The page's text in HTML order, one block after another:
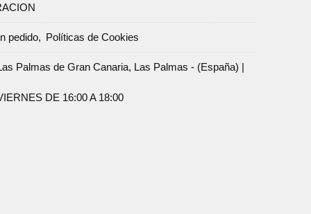
pedido Políticas de Cookies
Palmas de Gran Canaria, Las Palmas - (España) |
DE 16:00 A 18:00